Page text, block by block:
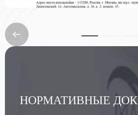
НОРМАТИВНЫЕ